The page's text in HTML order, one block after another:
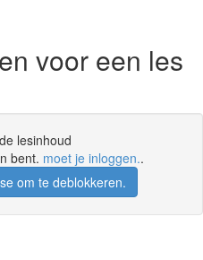
voor een les
lesinhoud
bent. moet je inloggen..
om te deblokkeren.